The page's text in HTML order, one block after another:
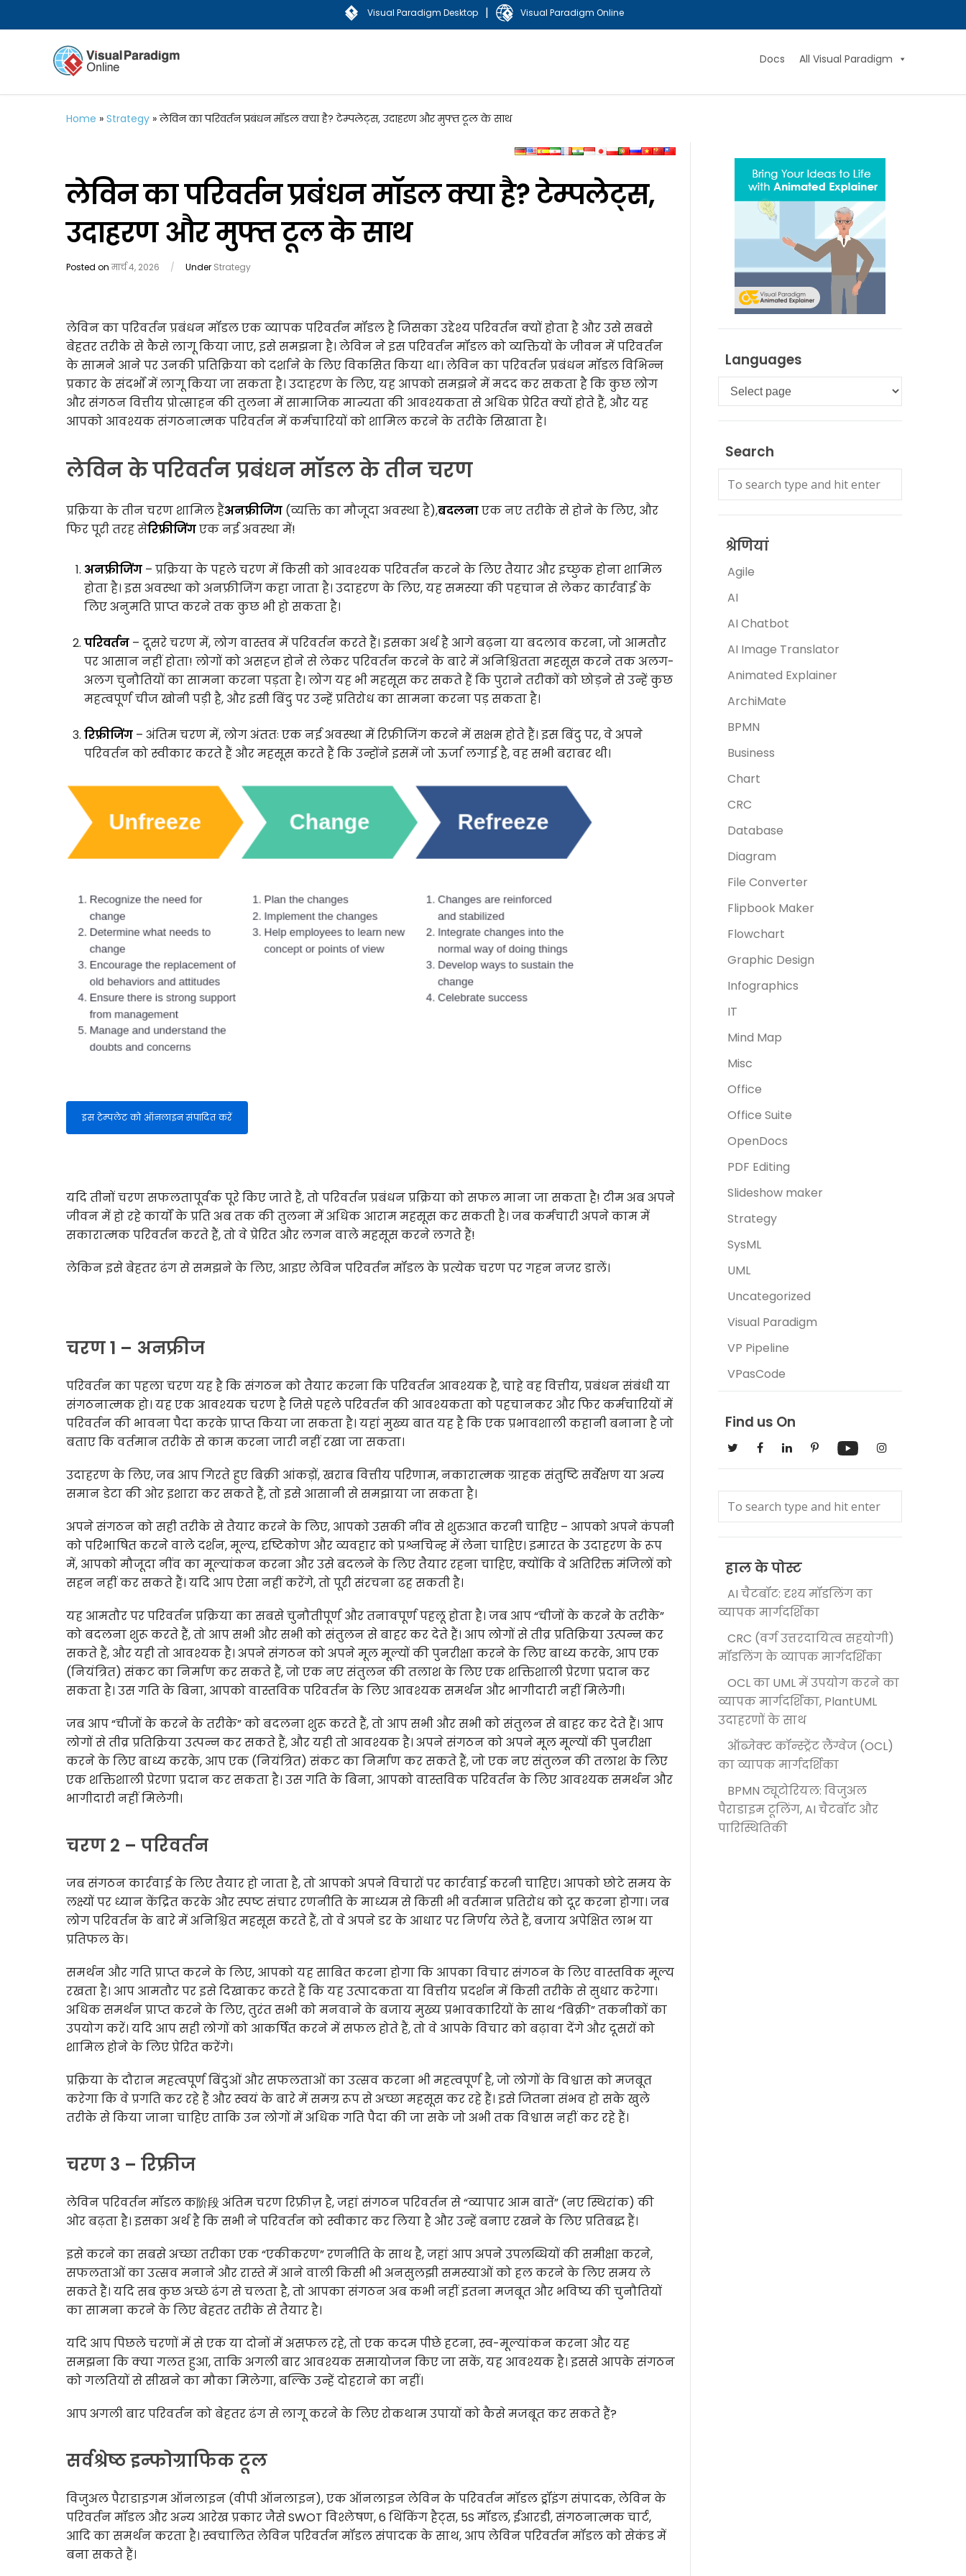
Visual Paradigm Desktop | Visual Paradigm Online
Docs All Visual Paradigm
Home » Strategy »लेविन का परिवर्तन प्रबंधन मॉडल क्या है? टेम्पलेट्स, उदाहरण और मुफ्त टूल के साथ
लेविन का परिवर्तन प्रबंधन मॉडल क्या है? टेम्पलेट्स,
उदाहरण और मुफ्त टूल के साथ
Posted onमार्च 4, 2026 / Under Strategy
लेविन का परिवर्तन प्रबंधन मॉडल एक व्यापक परिवर्तन मॉडल है जिसका उद्देश्य परिवर्तन क्यों होता है और उसे सबसे
बेहतर तरीके से कैसे लागू किया जाए, इसे समझना है। लेविन ने इस परिवर्तन मॉडल को व्यक्तियों के जीवन में परिवर्तन
के सामने आने पर उनकी प्रतिक्रिया को दर्शाने के लिए विकसित किया था। लेविन का परिवर्तन प्रबंधन मॉडल विभिन्न
प्रकार के संदर्भों में लागू किया जा सकता है। उदाहरण के लिए, यह आपको समझने में मदद कर सकता है कि कुछ लोग
और संगठन वित्तीय प्रोत्साहन की तुलना में सामाजिक मान्यता की आवश्यकता से अधिक प्रेरित क्यों होते हैं, और यह
आपको आवश्यक संगठनात्मक परिवर्तन में कर्मचारियों को शामिल करने के तरीके सिखाता है।
लेविन के परिवर्तन प्रबंधन मॉडल के तीन चरण
प्रक्रिया के तीन चरण शामिल हैंअनफ्रीजिंग (व्यक्ति का मौजूदा अवस्था है),बदलनाएक नए तरीके से होने के लिए, और
फिर पूरी तरह सेरिफ्रीजिंगएक नई अवस्था में!
अनफ्रीजिंग – प्रक्रिया के पहले चरण में किसी को आवश्यक परिवर्तन करने के लिए तैयार और इच्छुक होना शामिल
होता है। इस अवस्था को अनफ्रीजिंग कहा जाता है। उदाहरण के लिए, यह समस्या की पहचान से लेकर कार्रवाई के
लिए अनुमति प्राप्त करने तक कुछ भी हो सकता है।
परिवर्तन – दूसरे चरण में, लोग वास्तव में परिवर्तन करते हैं। इसका अर्थ है आगे बढ़ना या बदलाव करना, जो आमतौर
पर आसान नहीं होता! लोगों को असहज होने से लेकर परिवर्तन करने के बारे में अनिश्चितता महसूस करने तक अलग-
अलग चुनौतियों का सामना करना पड़ता है। लोग यह भी महसूस कर सकते हैं कि पुराने तरीकों को छोड़ने से उन्हें कुछ
महत्वपूर्ण चीज खोनी पड़ी है, और इसी बिंदु पर उन्हें प्रतिरोध का सामना करना पड़ सकता है।
रिफ्रीजिंग – अंतिम चरण में, लोग अंततः एक नई अवस्था में रिफ्रीजिंग करने में सक्षम होते हैं। इस बिंदु पर, वे अपने
परिवर्तन को स्वीकार करते हैं और महसूस करते हैं कि उन्होंने इसमें जो ऊर्जा लगाई है, वह सभी बराबर थी।
इस टेम्पलेट को ऑनलाइन संपादित करें
यदि तीनों चरण सफलतापूर्वक पूरे किए जाते हैं, तो परिवर्तन प्रबंधन प्रक्रिया को सफल माना जा सकता है! टीम अब अपने
जीवन में हो रहे कार्यों के प्रति अब तक की तुलना में अधिक आराम महसूस कर सकती है। जब कर्मचारी अपने काम में
सकारात्मक परिवर्तन करते हैं, तो वे प्रेरित और लगन वाले महसूस करने लगते हैं!
लेकिन इसे बेहतर ढंग से समझने के लिए, आइए लेविन परिवर्तन मॉडल के प्रत्येक चरण पर गहन नजर डालें।
चरण 1 – अनफ्रीज
परिवर्तन का पहला चरण यह है कि संगठन को तैयार करना कि परिवर्तन आवश्यक है, चाहे वह वित्तीय, प्रबंधन संबंधी या
संगठनात्मक हो। यह एक आवश्यक चरण है जिसे पहले परिवर्तन की आवश्यकता को पहचानकर और फिर कर्मचारियों में
परिवर्तन की भावना पैदा करके प्राप्त किया जा सकता है। यहां मुख्य बात यह है कि एक प्रभावशाली कहानी बनाना है जो
बताए कि वर्तमान तरीके से काम करना जारी नहीं रखा जा सकता।
उदाहरण के लिए, जब आप गिरते हुए बिक्री आंकड़ों, खराब वित्तीय परिणाम, नकारात्मक ग्राहक संतुष्टि सर्वेक्षण या अन्य
समान डेटा की ओर इशारा कर सकते हैं, तो इसे आसानी से समझाया जा सकता है।
अपने संगठन को सही तरीके से तैयार करने के लिए, आपको उसकी नींव से शुरुआत करनी चाहिए – आपको अपने कंपनी
को परिभाषित करने वाले दर्शन, मूल्य, दृष्टिकोण और व्यवहार को प्रश्नचिन्ह में लेना चाहिए। इमारत के उदाहरण के रूप
में, आपको मौजूदा नींव का मूल्यांकन करना और उसे बदलने के लिए तैयार रहना चाहिए, क्योंकि वे अतिरिक्त मंजिलों को
सहन नहीं कर सकते हैं। यदि आप ऐसा नहीं करेंगे, तो पूरी संरचना ढह सकती है।
यह आमतौर पर परिवर्तन प्रक्रिया का सबसे चुनौतीपूर्ण और तनावपूर्ण पहलू होता है। जब आप “चीजों के करने के तरीके”
को बदलना शुरू करते हैं, तो आप सभी और सभी को संतुलन से बाहर कर देते हैं। आप लोगों से तीव्र प्रतिक्रिया उत्पन्न कर
सकते हैं, और यही तो आवश्यक है। अपने संगठन को अपने मूल मूल्यों की पुनरीक्षा करने के लिए बाध्य करके, आप एक
(नियंत्रित) संकट का निर्माण कर सकते हैं, जो एक नए संतुलन की तलाश के लिए एक शक्तिशाली प्रेरणा प्रदान कर
सकता है। उस गति के बिना, आपको वास्तविक परिवर्तन के लिए आवश्यक समर्थन और भागीदारी नहीं मिलेगी।
जब आप “चीजों के करने के तरीके” को बदलना शुरू करते हैं, तो आप सभी और सभी को संतुलन से बाहर कर देते हैं। आप
लोगों से तीव्र प्रतिक्रिया उत्पन्न कर सकते हैं, और यही तो आवश्यक है। अपने संगठन को अपने मूल मूल्यों की पुनरीक्षा
करने के लिए बाध्य करके, आप एक (नियंत्रित) संकट का निर्माण कर सकते हैं, जो एक नए संतुलन की तलाश के लिए
एक शक्तिशाली प्रेरणा प्रदान कर सकता है। उस गति के बिना, आपको वास्तविक परिवर्तन के लिए आवश्यक समर्थन और
भागीदारी नहीं मिलेगी।
चरण 2 – परिवर्तन
जब संगठन कार्रवाई के लिए तैयार हो जाता है, तो आपको अपने विचारों पर कार्रवाई करनी चाहिए। आपको छोटे समय के
लक्ष्यों पर ध्यान केंद्रित करके और स्पष्ट संचार रणनीति के माध्यम से किसी भी वर्तमान प्रतिरोध को दूर करना होगा। जब
लोग परिवर्तन के बारे में अनिश्चित महसूस करते हैं, तो वे अपने डर के आधार पर निर्णय लेते हैं, बजाय अपेक्षित लाभ या
प्रतिफल के।
समर्थन और गति प्राप्त करने के लिए, आपको यह साबित करना होगा कि आपका विचार संगठन के लिए वास्तविक मूल्य
रखता है। आप आमतौर पर इसे दिखाकर करते हैं कि यह उत्पादकता या वित्तीय प्रदर्शन में किसी तरीके से सुधार करेगा।
अधिक समर्थन प्राप्त करने के लिए, तुरंत सभी को मनवाने के बजाय मुख्य प्रभावकारियों के साथ “बिक्री” तकनीकों का
उपयोग करें। यदि आप सही लोगों को आकर्षित करने में सफल होते हैं, तो वे आपके विचार को बढ़ावा देंगे और दूसरों को
शामिल होने के लिए प्रेरित करेंगे।
प्रक्रिया के दौरान महत्वपूर्ण बिंदुओं और सफलताओं का उत्सव करना भी महत्वपूर्ण है, जो लोगों के विश्वास को मजबूत
करेगा कि वे प्रगति कर रहे हैं और स्वयं के बारे में समग्र रूप से अच्छा महसूस कर रहे हैं। इसे जितना संभव हो सके खुले
तरीके से किया जाना चाहिए ताकि उन लोगों में अधिक गति पैदा की जा सके जो अभी तक विश्वास नहीं कर रहे हैं।
चरण 3 – रिफ्रीज
लेविन परिवर्तन मॉडल क阶段 अंतिम चरण रिफ्रीज़ है, जहां संगठन परिवर्तन से “व्यापार आम बातें” (नए स्थिरांक) की
ओर बढ़ता है। इसका अर्थ है कि सभी ने परिवर्तन को स्वीकार कर लिया है और उन्हें बनाए रखने के लिए प्रतिबद्ध हैं।
इसे करने का सबसे अच्छा तरीका एक “एकीकरण” रणनीति के साथ है, जहां आप अपने उपलब्धियों की समीक्षा करने,
सफलताओं का उत्सव मनाने और रास्ते में आने वाली किसी भी अनसुलझी समस्याओं को हल करने के लिए समय ले
सकते हैं। यदि सब कुछ अच्छे ढंग से चलता है, तो आपका संगठन अब कभी नहीं इतना मजबूत और भविष्य की चुनौतियों
का सामना करने के लिए बेहतर तरीके से तैयार है।
यदि आप पिछले चरणों में से एक या दोनों में असफल रहे, तो एक कदम पीछे हटना, स्व-मूल्यांकन करना और यह
समझना कि क्या गलत हुआ, ताकि अगली बार आवश्यक समायोजन किए जा सकें, यह आवश्यक है। इससे आपके संगठन
को गलतियों से सीखने का मौका मिलेगा, बल्कि उन्हें दोहराने का नहीं।
आप अगली बार परिवर्तन को बेहतर ढंग से लागू करने के लिए रोकथाम उपायों को कैसे मजबूत कर सकते हैं?
सर्वश्रेष्ठ इन्फोग्राफिक टूल
विजुअल पैराडाइगम ऑनलाइन (वीपी ऑनलाइन), एक ऑनलाइन लेविन के परिवर्तन मॉडल ड्रॉइंग संपादक, लेविन के
परिवर्तन मॉडल और अन्य आरेख प्रकार जैसे SWOT विश्लेषण, 6 थिंकिंग हैट्स, 5S मॉडल, ईआरडी, संगठनात्मक चार्ट,
आदि का समर्थन करता है। स्वचालित लेविन परिवर्तन मॉडल संपादक के साथ, आप लेविन परिवर्तन मॉडल को सेकंड में
बना सकते हैं।
Languages
Languages
Search
श्रेणियां
Agile
AI
AI Chatbot
AI Image Translator
Animated Explainer
ArchiMate
BPMN
Business
Chart
CRC
Database
Diagram
File Converter
Flipbook Maker
Flowchart
Graphic Design
Infographics
IT
Mind Map
Misc
Office
Office Suite
OpenDocs
PDF Editing
Slideshow maker
Strategy
SysML
UML
Uncategorized
Visual Paradigm
VP Pipeline
VPasCode
Find us On
हाल के पोस्ट
AI चैटबॉट: दृश्य मॉडलिंग का
व्यापक मार्गदर्शिका
CRC (वर्ग उत्तरदायित्व सहयोगी)
मॉडलिंग के व्यापक मार्गदर्शिका
OCL का UML में उपयोग करने का
व्यापक मार्गदर्शिका, PlantUML
उदाहरणों के साथ
ऑब्जेक्ट कॉन्स्ट्रेंट लैंग्वेज (OCL)
का व्यापक मार्गदर्शिका
BPMN ट्यूटोरियल: विजुअल
पैराडाइम टूलिंग, AI चैटबॉट और
पारिस्थितिकी